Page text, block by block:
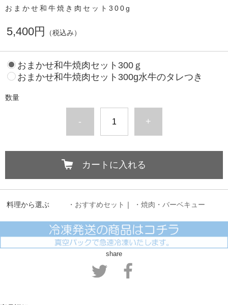
おまかせ和牛焼き肉セット300g
5,400円 （税込み）
おまかせ和牛焼肉セット300ｇ
おまかせ和牛焼肉セット300g水牛のタレつき
数量
- +
カートに入れる
料理から選ぶ ・おすすめセット ｜ ・焼肉・バーベキュー
share